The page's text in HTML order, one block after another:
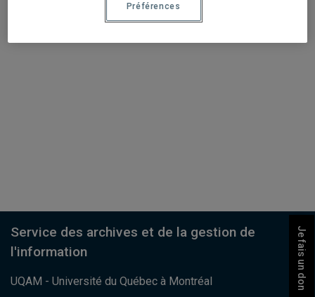
Je fais un don
UQAM - Université du Québec à Montréal
Service des archives et de la gestion de
l'information
Préférences